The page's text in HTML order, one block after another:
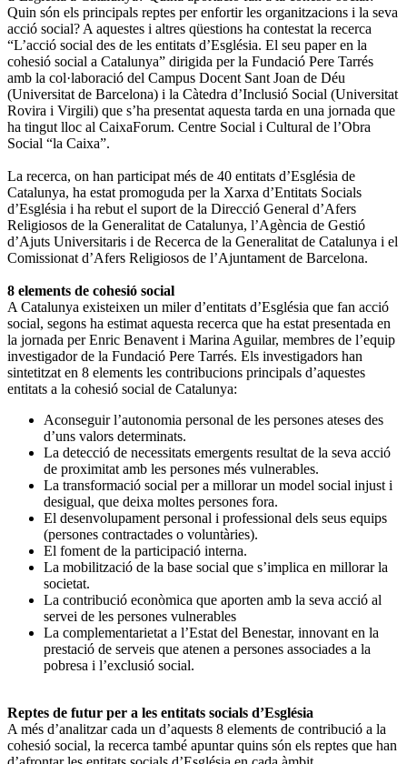
Quin són els principals reptes per enfortir les organitzacions i la seva
acció social? A aquestes i altres qüestions ha contestat la recerca
“L’acció social des de les entitats d’Església. El seu paper en la
cohesió social a Catalunya” dirigida per la Fundació Pere Tarrés
amb la col·laboració del Campus Docent Sant Joan de Déu
(Universitat de Barcelona) i la Càtedra d’Inclusió Social (Universitat
Rovira i Virgili) que s’ha presentat aquesta tarda en una jornada que
ha tingut lloc al CaixaForum. Centre Social i Cultural de l’Obra
Social “la Caixa”.
La recerca, on han participat més de 40 entitats d’Església de
Catalunya, ha estat promoguda per la Xarxa d’Entitats Socials
d’Església i ha rebut el suport de la Direcció General d’Afers
Religiosos de la Generalitat de Catalunya, l’Agència de Gestió
d’Ajuts Universitaris i de Recerca de la Generalitat de Catalunya i el
Comissionat d’Afers Religiosos de l’Ajuntament de Barcelona.
8 elements de cohesió social
A Catalunya existeixen un miler d’entitats d’Església que fan acció
social, segons ha estimat aquesta recerca que ha estat presentada en
la jornada per Enric Benavent i Marina Aguilar, membres de l’equip
investigador de la Fundació Pere Tarrés. Els investigadors han
sintetitzat en 8 elements les contribucions principals d’aquestes
entitats a la cohesió social de Catalunya:
Aconseguir l’autonomia personal de les persones ateses des
d’uns valors determinats.
La detecció de necessitats emergents resultat de la seva acció
de proximitat amb les persones més vulnerables.
La transformació social per a millorar un model social injust i
desigual, que deixa moltes persones fora.
El desenvolupament personal i professional dels seus equips
(persones contractades o voluntàries).
El foment de la participació interna.
La mobilització de la base social que s’implica en millorar la
societat.
La contribució econòmica que aporten amb la seva acció al
servei de les persones vulnerables
La complementarietat a l’Estat del Benestar, innovant en la
prestació de serveis que atenen a persones associades a la
pobresa i l’exclusió social.
Reptes de futur per a les entitats socials d’Església
A més d’analitzar cada un d’aquests 8 elements de contribució a la
cohesió social, la recerca també apuntar quins són els reptes que han